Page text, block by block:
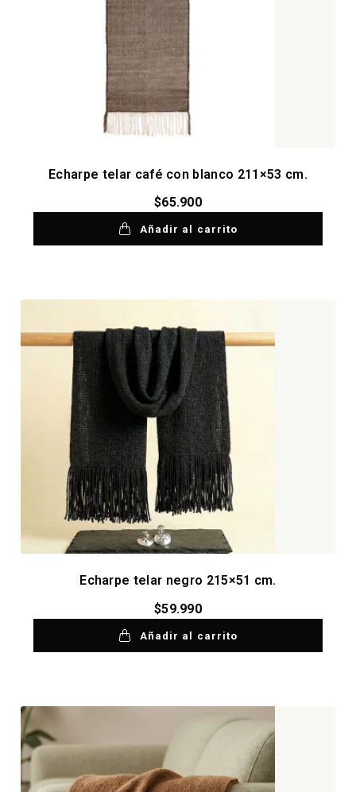
Echarpe telar café con blanco 211×53 cm.
$65.900
Añadir al carrito
Echarpe telar negro 215×51 cm.
$59.990
Añadir al carrito